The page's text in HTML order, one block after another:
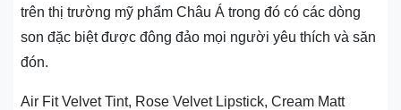
trên thị trường mỹ phẩm Châu Á trong đó có các dòng
son đặc biệt được đông đảo mọi người yêu thích và săn
đón.
Air Fit Velvet Tint, Rose Velvet Lipstick, Cream Matt